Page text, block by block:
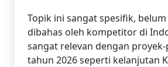
Topik ini sangat spesifik,
dibahas oleh kompetitor di
sangat relevan dengan
tahun 2026 seperti kelanjutan